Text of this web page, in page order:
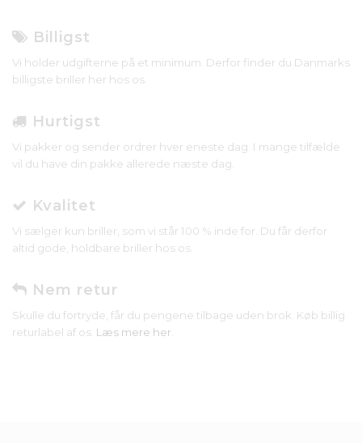
Billigst
Vi holder udgifterne på et minimum. Derfor finder du Danmarks
billigste briller her hos os.
Hurtigst
Vi pakker og sender ordrer hver eneste dag. I mange tilfælde
vil du have din pakke allerede næste dag.
Kvalitet
Vi sælger kun briller, som vi står 100 % inde for. Du får derfor
altid gode, holdbare briller hos os.
Nem retur
Skulle du fortryde, får du pengene tilbage uden brok. Køb billig
returlabel af os. Læs mere her.